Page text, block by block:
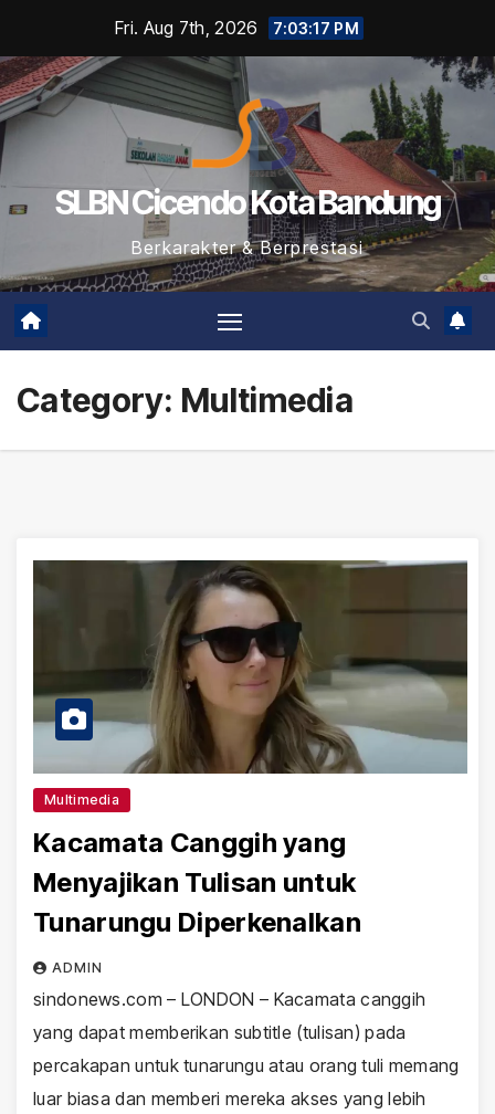
content
Fri. Aug 7th, 2026 7:03:17 PM
SLBN Cicendo Kota Bandung
Berkarakter & Berprestasi
Category: Multimedia
Multimedia
Kacamata Canggih yang
Menyajikan Tulisan untuk
Tunarungu Diperkenalkan
ADMIN
sindonews.com – LONDON – Kacamata canggih
yang dapat memberikan subtitle (tulisan) pada
percakapan untuk tunarungu atau orang tuli memang
luar biasa dan memberi mereka akses yang lebih